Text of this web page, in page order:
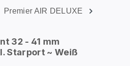
Premier AIR DELUXE
32 - 41 mm
Starport ~ Weiß